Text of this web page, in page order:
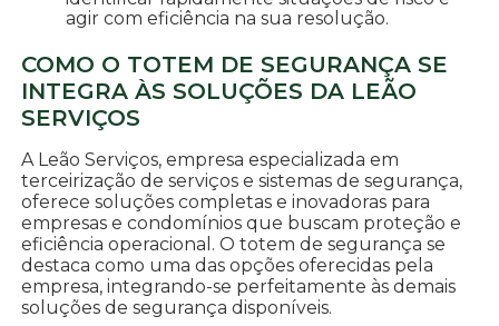
agir com eficiência na sua resolução.
COMO O TOTEM DE SEGURANÇA SE
INTEGRA ÀS SOLUÇÕES DA LEÃO
SERVIÇOS
A Leão Serviços, empresa especializada em
terceirização de serviços e sistemas de segurança,
oferece soluções completas e inovadoras para
empresas e condomínios que buscam proteção e
eficiência operacional. O totem de segurança se
destaca como uma das opções oferecidas pela
empresa, integrando-se perfeitamente às demais
soluções de segurança disponíveis.